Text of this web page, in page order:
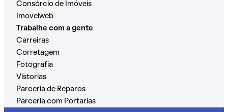
Consórcio de Imóveis
Imovelweb
Trabalhe com a gente
Carreiras
Corretagem
Fotografia
Vistorias
Parceria de Reparos
Parceria com Portarias